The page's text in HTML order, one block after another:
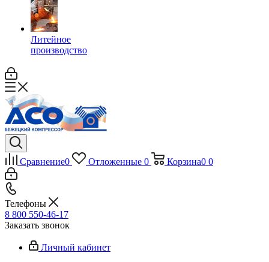
Литейное
производство
Сравнение0 Отложенные 0 Корзина0 0
Телефоны
8 800 550-46-17
Заказать звонок
Личный кабинет